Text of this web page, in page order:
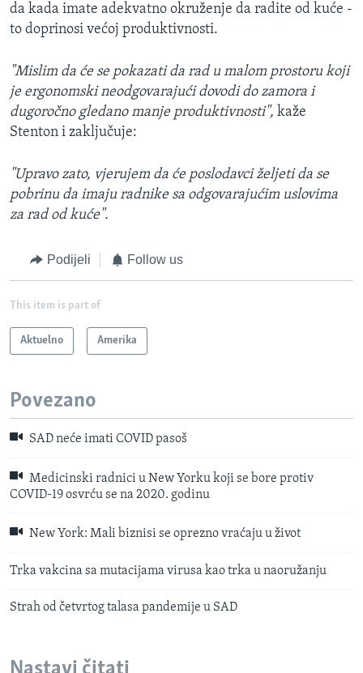
da kada imate adekvatno okruženje da radite od kuće -
to doprinosi većoj produktivnosti.
"Mislim da će se pokazati da rad u malom prostoru koji
je ergonomski neodgovarajući dovodi do zamora i
dugoročno gledano manje produktivnosti", kaže
Stenton i zaključuje:
"Upravo zato, vjerujem da će poslodavci željeti da se
pobrinu da imaju radnike sa odgovarajućim uslovima
za rad od kuće".
Podijeli Follow us
This item is part of
Aktuelno Amerika
Povezano
SAD neće imati COVID pasoš
Medicinski radnici u New Yorku koji se bore protiv
COVID-19 osvrću se na 2020. godinu
New York: Mali biznisi se oprezno vraćaju u život
Trka vakcina sa mutacijama virusa kao trka u naoružanju
Strah od četvrtog talasa pandemije u SAD